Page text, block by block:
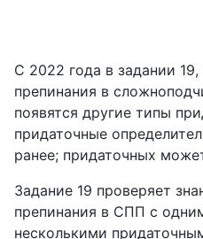
С 2022 года в задании
препинания в
появятся другие типы
придаточные
ранее; придаточных
Задание 19 проверяет
препинания в СПП с
несколькими